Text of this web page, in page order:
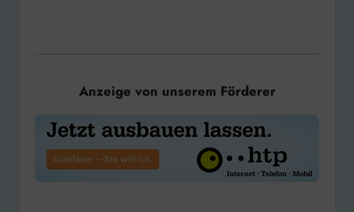
Anzeige von unserem Förderer